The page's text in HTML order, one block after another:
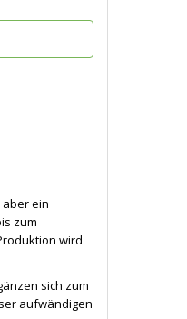
aber ein
zum
wird
sich zum
aufwändigen